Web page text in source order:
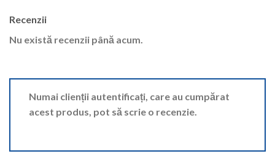
Recenzii
Nu există recenzii până acum.
Numai clienții autentificați, care au cumpărat
acest produs, pot să scrie o recenzie.